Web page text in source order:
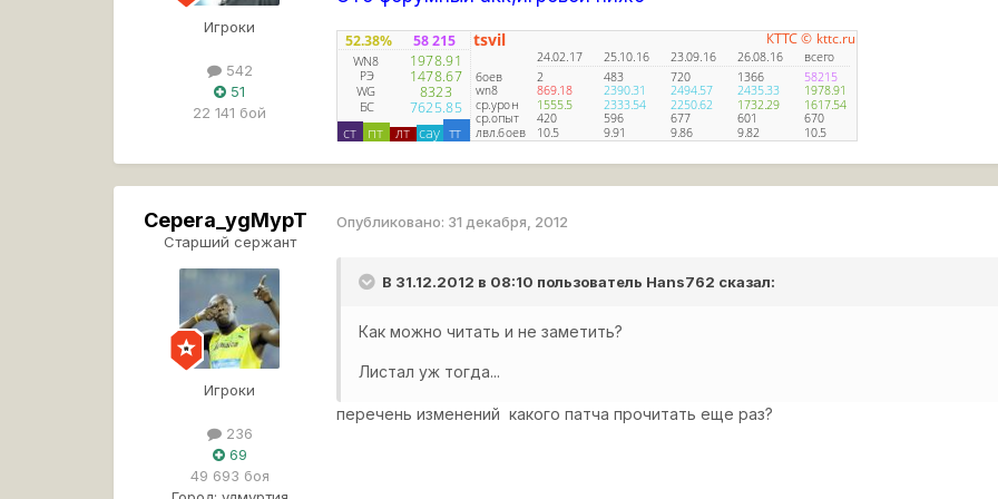
Игроки
542
51
22 141 бой
Cepera_ygMypT
Старший сержант
Игроки
236
69
49 693 боя
Опубликовано: 31 декабря, 2012
В 31.12.2012 в 08:10 пользователь Hans762 сказал:
Как можно читать и не заметить?
Листал уж тогда...
перечень изменений какого патча прочитать еще раз?